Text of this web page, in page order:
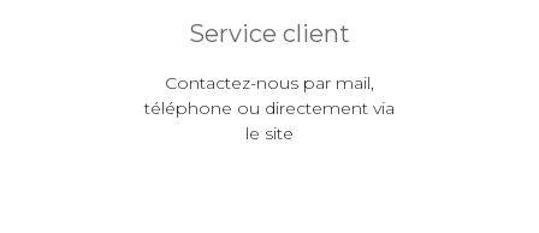
Service client
Contactez-nous par mail,
téléphone ou directement via
le site